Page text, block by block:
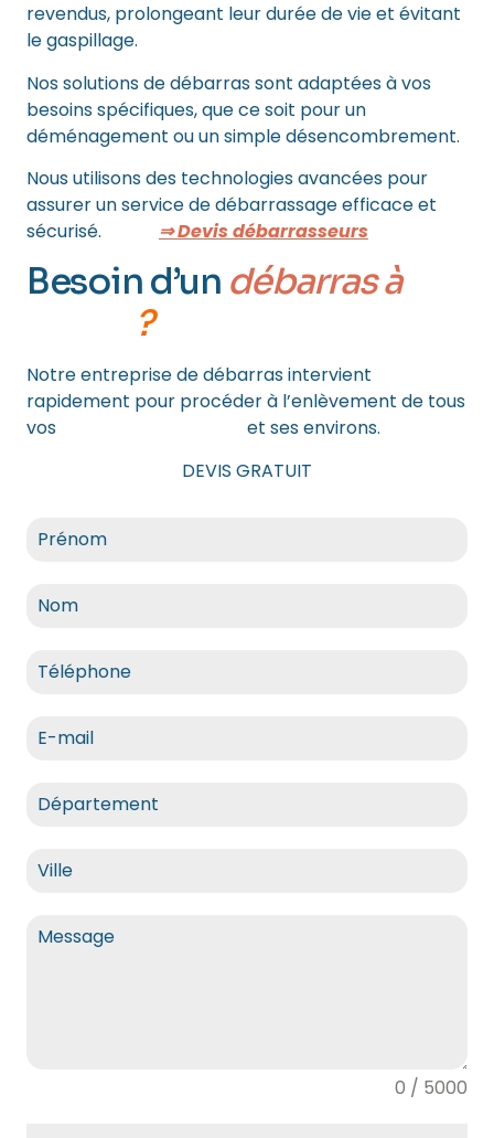
revendus, prolongeant leur durée de vie et évitant
le gaspillage.
Nos solutions de débarras sont adaptées à vos
besoins spécifiques, que ce soit pour un
déménagement ou un simple désencombrement.
Nous utilisons des technologies avancées pour
assurer un service de débarrassage efficace et
sécurisé. ⇒ Devis débarrasseurs
Besoin d’un débarras à
?
Notre entreprise de débarras intervient
rapidement pour procéder à l’enlèvement de tous
vos
et ses environs.
DEVIS GRATUIT
0 / 5000